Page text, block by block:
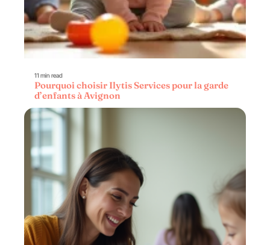
11 min read
Pourquoi choisir Ilytis Services pour la garde
d’enfants à Avignon